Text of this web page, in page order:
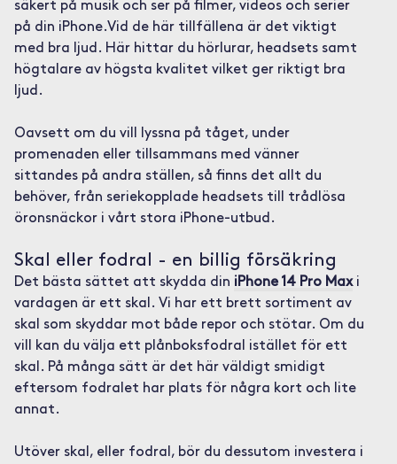
säkert på musik och ser på filmer, videos och serier
på din iPhone.Vid de här tillfällena är det viktigt
med bra ljud. Här hittar du hörlurar, headsets samt
högtalare av högsta kvalitet vilket ger riktigt bra
ljud.
Oavsett om du vill lyssna på tåget, under
promenaden eller tillsammans med vänner
sittandes på andra ställen, så finns det allt du
behöver, från seriekopplade headsets till trådlösa
öronsnäckor i vårt stora iPhone-utbud.
Skal eller fodral - en billig försäkring
Det bästa sättet att skydda din iPhone 14 Pro Maxi
vardagen är ett skal. Vi har ett brett sortiment av
skal som skyddar mot både repor och stötar. Om du
vill kan du välja ett plånboksfodral istället för ett
skal. På många sätt är det här väldigt smidigt
eftersom fodralet har plats för några kort och lite
annat.
Utöver skal, eller fodral, bör du dessutom investera i